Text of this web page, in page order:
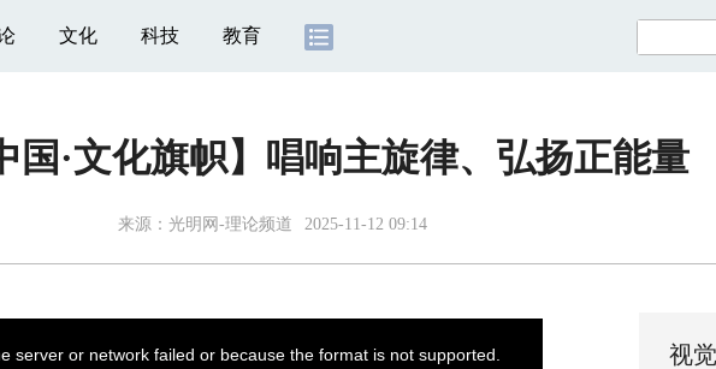
文化 科技 教育
国·文化旗帜】唱响主旋律、弘扬正能量
来源： 光明网-理论频道 2025-11-12 09:14
server or network failed or because the format is not supported. 视